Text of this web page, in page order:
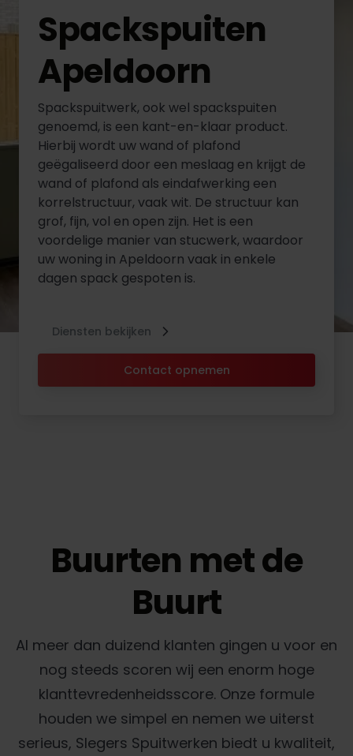
Spackspuiten
Apeldoorn
Spackspuitwerk, ook wel spackspuiten
genoemd, is een kant-en-klaar product.
Hierbij wordt uw wand of plafond
geëgaliseerd door een meslaag en krijgt de
wand of plafond als eindafwerking een
korrelstructuur, vaak wit. De structuur kan
grof, fijn, vol en open zijn. Het is een
voordelige manier van stucwerk, waardoor
uw woning in Apeldoorn vaak in enkele
dagen spack gespoten is.
Contact opnemen
Diensten bekijken
Buurten met de
Buurt
Al meer dan duizend klanten gingen u voor en
nog steeds scoren wij een enorm hoge
klanttevredenheidsscore. Onze formule
houden we simpel en nemen we uiterst
serieus, Slegers Spuitwerken biedt u kwaliteit,